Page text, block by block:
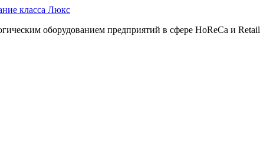
оборудованием предприятий в сфере HoReCa и Retail